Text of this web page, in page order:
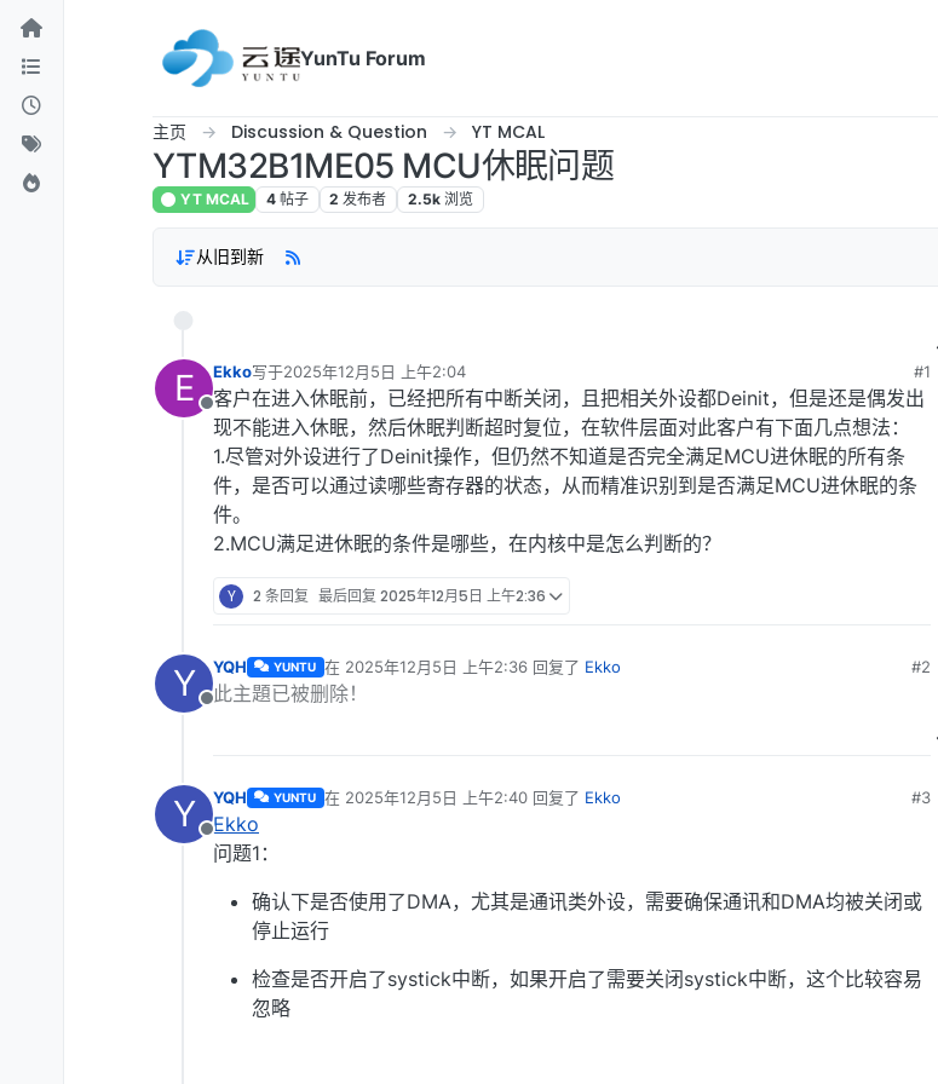
跳转至内容
YunTu Forum
主页 Discussion & Question YT MCAL
YTM32B1ME05 MCU休眠问题
YT MCAL 4 帖子 2 发布者 2.5k 浏览
从旧到新
E
离线
Ekko写于2025年12月5日 上午2:04
最后由 编辑
#1
客户在进入休眠前，已经把所有中断关闭，且把相关外设都Deinit，但是还是偶发出
现不能进入休眠，然后休眠判断超时复位，在软件层面对此客户有下面几点想法：
1.尽管对外设进行了Deinit操作，但仍然不知道是否完全满足MCU进休眠的所有条
件，是否可以通过读哪些寄存器的状态，从而精准识别到是否满足MCU进休眠的条
件。
2.MCU满足进休眠的条件是哪些，在内核中是怎么判断的？
Y 2 条回复 最后回复 2025年12月5日 上午2:36
Y
离线
YQH YUNTU 在 2025年12月5日 上午2:36回复了 Ekko
最后由 编辑
#2
此主題已被删除！
Y
离线
YQH YUNTU 在 2025年12月5日 上午2:40回复了 Ekko
最后由 编辑
#3
Ekko
问题1：
确认下是否使用了DMA，尤其是通讯类外设，需要确保通讯和DMA均被关闭或
停止运行
检查是否开启了systick中断，如果开启了需要关闭systick中断，这个比较容易
忽略